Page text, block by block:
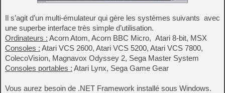
Il s’agit d’un multi-émulateur qui gère les systèmes suivants avec
une superbe interface très simple d’utilisation.
Ordinateurs : Acorn Atom, Acorn BBC Micro, Atari 8-bit, MSX
Consoles : Atari VCS 2600, Atari VCS 5200, Atari VCS 7800,
ColecoVision, Magnavox Odyssey 2, Sega Master System
Consoles portables : Atari Lynx, Sega Game Gear
Vous aurez besoin de .NET Framework installé sous Windows.